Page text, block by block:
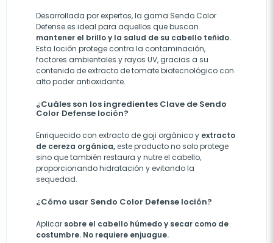
Desarrollada por expertos, la gama Sendo Color
Defense es ideal para aquellos que buscan
mantener el brillo y la salud de su cabello teñido.
Esta loción protege contra la contaminación,
factores ambientales y rayos UV, gracias a su
contenido de extracto de tomate biotecnológico con
alto poder antioxidante.
¿Cuáles son los ingredientes Clave de Sendo
Color Defense loción?
Enriquecido con extracto de goji orgánico y extracto
de cereza orgánica,este producto no solo protege
sino que también restaura y nutre el cabello,
proporcionando hidratación y evitando la
sequedad.
¿Cómo usar Sendo Color Defense loción?
Aplicar sobre el cabello húmedo y secar como de
costumbre. No requiere enjuague.